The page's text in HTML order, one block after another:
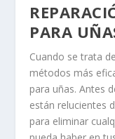
PARA
Cuando se trata
métodos más
para uñas. Antes
están relucientes
para eliminar